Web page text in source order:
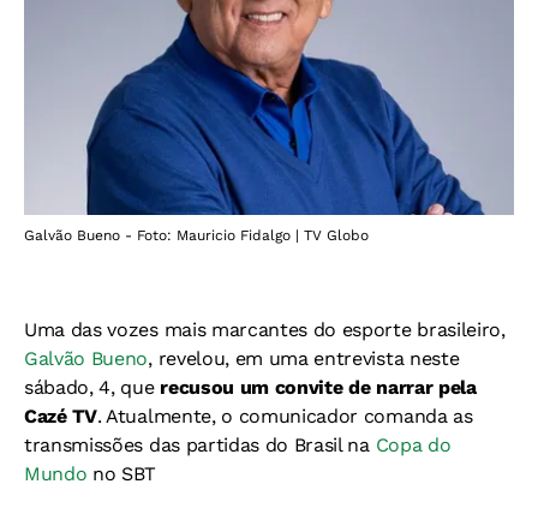
Galvão Bueno - Foto: Mauricio Fidalgo | TV Globo
Uma das vozes mais marcantes do esporte brasileiro,
Galvão Bueno, revelou, em uma entrevista neste
sábado, 4, que recusou um convite de narrar pela
Cazé TV. Atualmente, o comunicador comanda as
transmissões das partidas do Brasil na Copa do
Mundo no SBT